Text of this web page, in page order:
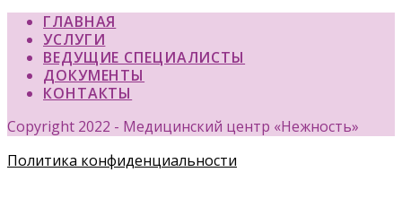
ГЛАВНАЯ
УСЛУГИ
ВЕДУЩИЕ СПЕЦИАЛИСТЫ
ДОКУМЕНТЫ
КОНТАКТЫ
Copyright 2022 - Медицинский центр «Нежность»
Политика конфиденциальности